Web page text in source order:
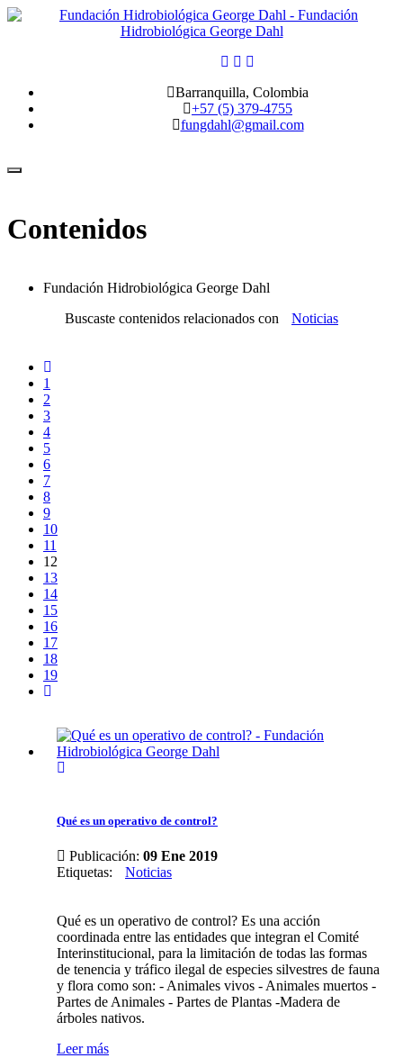
Barranquilla, Colombia
+57 (5) 379-4755
fungdahl@gmail.com
Toggle
Contenidos
Fundación Hidrobiológica George Dahl
Buscaste contenidos relacionados con
Noticias
1
2
3
4
5
6
7
8
9
10
11
12
13
14
15
16
17
18
19
Qué es un operativo de control?
Publicación: 09 Ene 2019
Etiquetas: Noticias
Qué es un operativo de control? Es una acción
coordinada entre las entidades que integran el Comité
Interinstitucional, para la limitación de todas las formas
de tenencia y tráfico ilegal de especies silvestres de fauna
y flora como son: - Animales vivos - Animales muertos -
Partes de Animales - Partes de Plantas -Madera de
árboles nativos.
Leer más